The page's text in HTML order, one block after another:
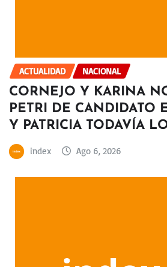
ACTUALIDAD NACIONAL
CORNEJO Y KARINA
PETRI DE CANDIDATO
Y PATRICIA TODAVÍA
index Ago 6, 2026